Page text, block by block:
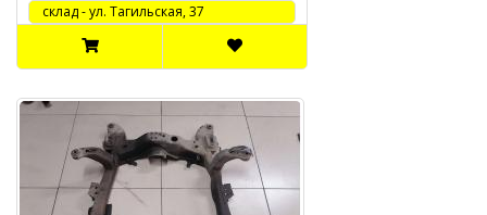
cклад - ул. Тагильская, 37